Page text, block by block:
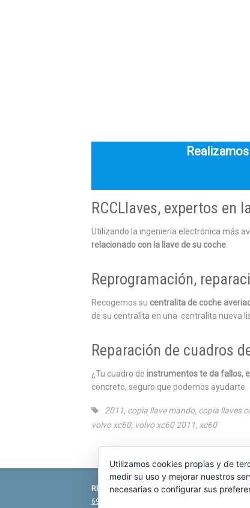
RCCLlaves, expertos en
Utilizando la ingeniería electrónica más
relacionado con la llave de su coche.
Reprogramación,
Recogemos su centralita de coche
de su centralita en una centralita nueva
Reparación de cuadros
¿Tu cuadro de instrumentos te da fallos,
concreto, seguro que podemos ayudarte.
2011, copia llave mando, copia llaves
volvo xc60, volvo xc60 2011, xc60
REPARACIÓN CENTRALITA DE COCHE
C/
696 340 889
Utilizamos cookies propias y de
medir su uso y mejorar nuestros
necesarias o configurar sus